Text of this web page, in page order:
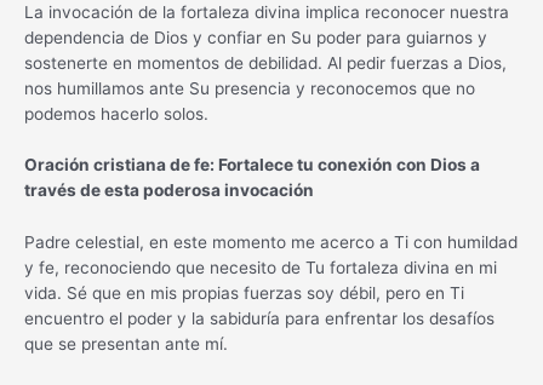
La invocación de la fortaleza divina implica reconocer nuestra
dependencia de Dios y confiar en Su poder para guiarnos y
sostenerte en momentos de debilidad. Al pedir fuerzas a Dios,
nos humillamos ante Su presencia y reconocemos que no
podemos hacerlo solos.
Oración cristiana de fe: Fortalece tu conexión con Dios a
través de esta poderosa invocación
Padre celestial, en este momento me acerco a Ti con humildad
y fe, reconociendo que necesito de Tu fortaleza divina en mi
vida. Sé que en mis propias fuerzas soy débil, pero en Ti
encuentro el poder y la sabiduría para enfrentar los desafíos
que se presentan ante mí.